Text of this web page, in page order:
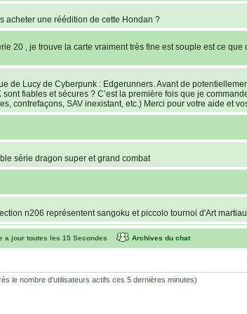
acheter une réédition de cette Hondan ?
20 , je trouve la carte vraiment très fine est souple est ce que
de Lucy de Cyberpunk : Edgerunners. Avant de
fiables et sécures ? C’est la première fois que je
contrefaçons, SAV inexistant, etc.) Merci pour votre aide et
série dragon super et grand combat
n206 représentent sangoku et piccolo tournoi d'Art
but the corners of the cards have the website name on them.
une bataille. Si chacun des joueurs sort une carte Power
égalité, il faudra voir au dos si je ne dis pas de bêtises.
a jour toutes les15 Secondes Archives du chat
le nombre d’utilisateurs actifs ces 5 dernières minutes)